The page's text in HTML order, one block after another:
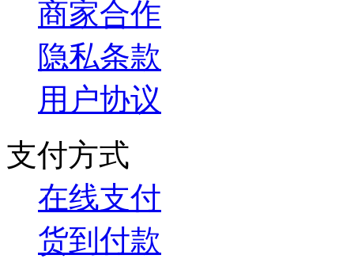
商家合作
隐私条款
用户协议
支付方式
在线支付
货到付款